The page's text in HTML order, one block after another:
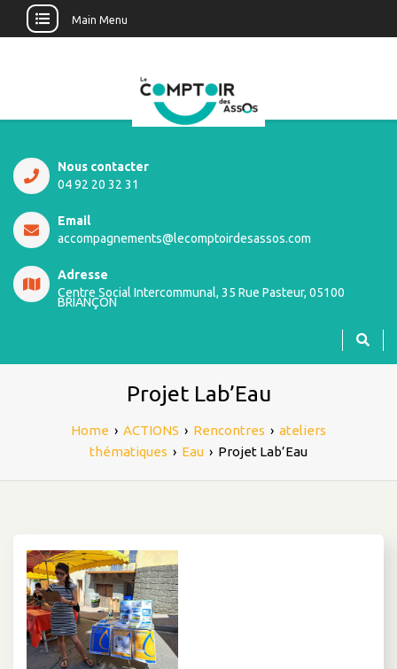
Main Menu
Nous contacter
04 92 20 32 31
Email
accompagnements@lecomptoirdesassos.com
Adresse
Centre Social Intercommunal, 35 Rue Pasteur, 05100
BRIANÇON
Projet Lab’Eau
Home › ACTIONS › Rencontres › ateliers
thématiques › Eau › Projet Lab’Eau